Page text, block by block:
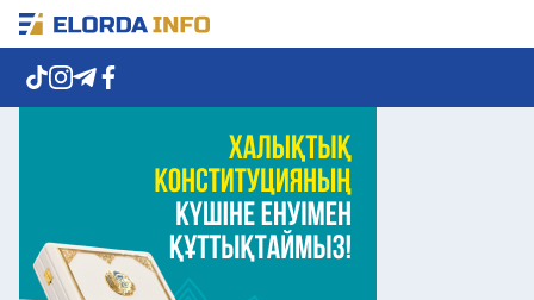
Елорда жаңалықтары
Көзқарас
Саясат
Видео
Әлеумет